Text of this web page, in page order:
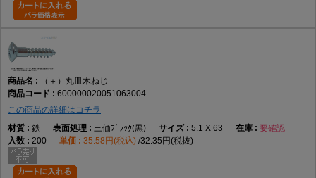
（＋）丸皿木ねじ
600000020051063004
この商品の詳細はコチラ
鉄
三価ﾌﾞﾗｯｸ(黒) 5.1 X 63
要確認
200
35.58円(税込) 32.35円(税抜)